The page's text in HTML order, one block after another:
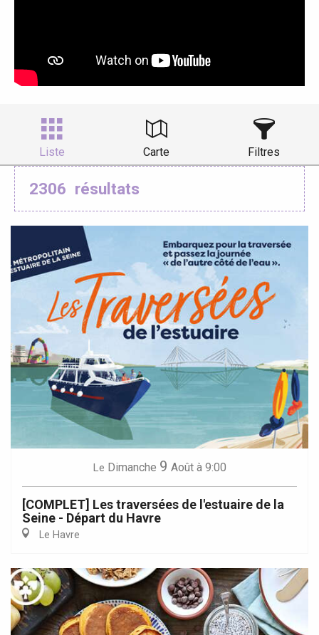
Liste Carte Filtres
2306 résultats
Le Dimanche 9 Août à 9:00
[COMPLET] Les traversées de l'estuaire de la
Seine - Départ du Havre
Le Havre